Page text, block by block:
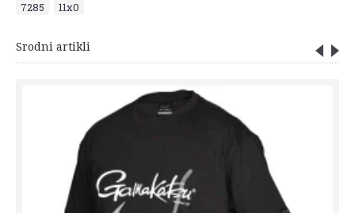
7285
11x0
Srodni artikli